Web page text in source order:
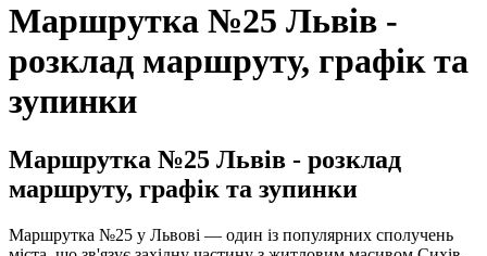
Маршрутка №25 Львів -
розклад маршруту, графік та
зупинки
Маршрутка №25 Львів - розклад
маршруту, графік та зупинки
Маршрутка №25 у Львові — один із популярних сполучень